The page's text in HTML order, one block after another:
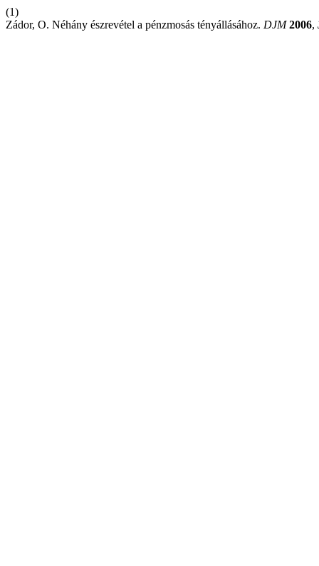
(1)
Zádor, O. Néhány észrevétel a pénzmosás tényállásához. DJM 2006,